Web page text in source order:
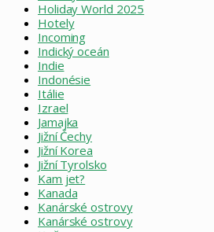
Holiday World 2025
Hotely
Incoming
Indický oceán
Indie
Indonésie
Itálie
Izrael
Jamajka
Jižní Čechy
Jižní Korea
Jižní Tyrolsko
Kam jet?
Kanada
Kanárské ostrovy
Kanárské ostrovy